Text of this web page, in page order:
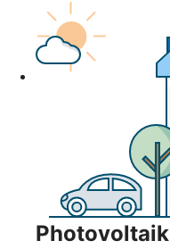
Photovoltaik